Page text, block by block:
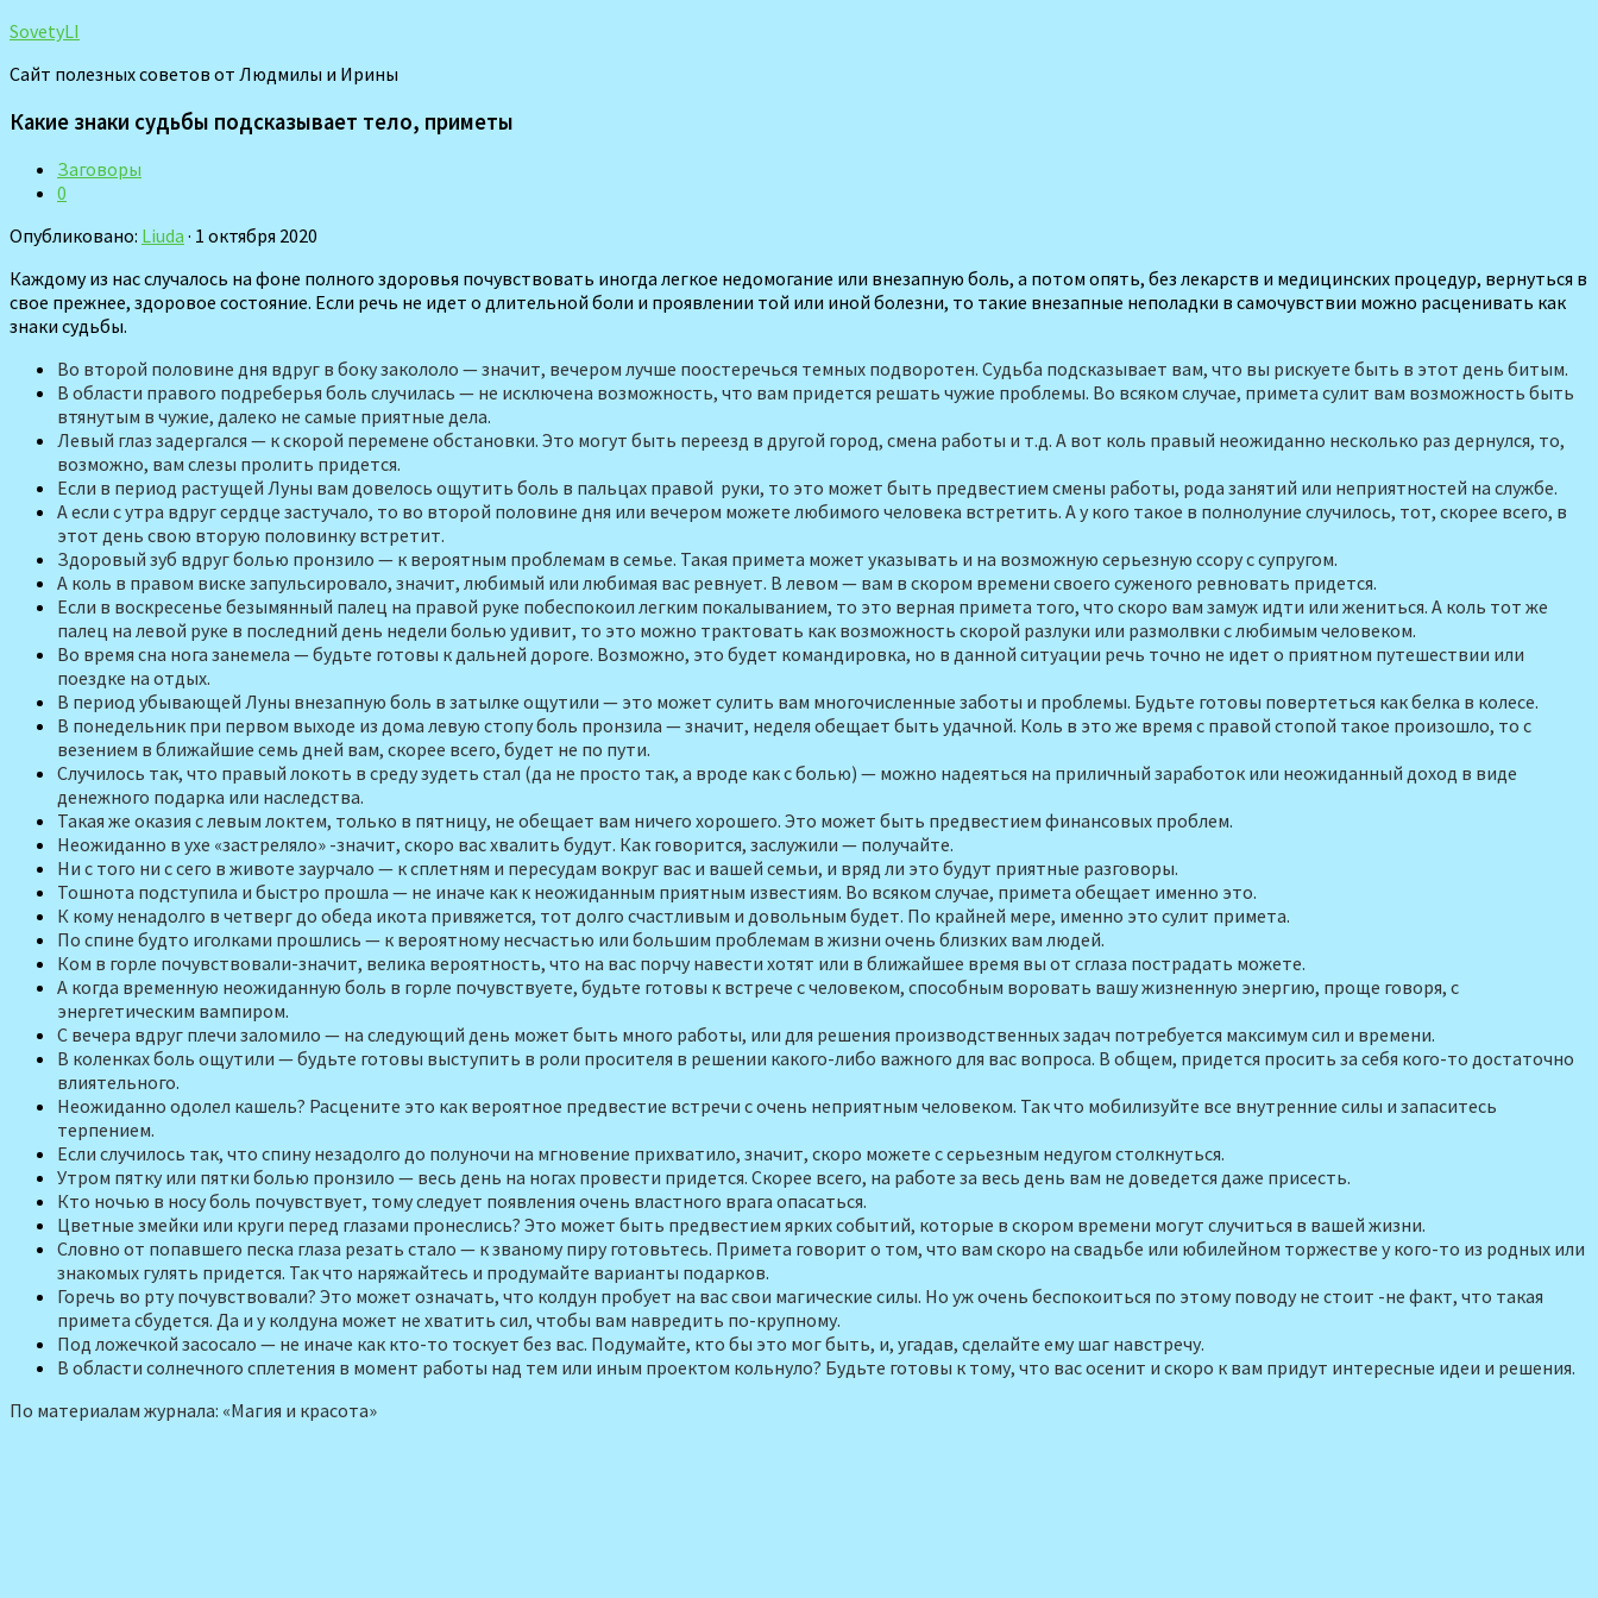
SovetyLI
Сайт полезных советов от Людмилы и Ирины
Какие знаки судьбы подсказывает тело, приметы
Заговоры
0
Опубликовано: Liuda · 1 октября 2020
Каждому из нас случалось на фоне полного здоровья почувствовать иногда легкое недомогание или внезапную боль, а потом опять, без лекарств и меди­цинских процедур, вернуться в
свое прежнее, здоровое состояние. Если речь не идет о длительной боли и проявлении той или иной болезни, то такие внезап­ные неполадки в самочувствии можно расценивать как
знаки судьбы.
Во второй половине дня вдруг в боку закололо — значит, вечером лучше поостеречься темных подворотен. Судьба подсказывает вам, что вы рискуете быть в этот день битым.
В области правого подреберья боль случилась — не исключена возможность, что вам придется решать чужие пробле­мы. Во всяком случае, примета сулит вам возможность быть
втянутым в чужие, да­леко не самые приятные дела.
Левый глаз задергался — к скорой перемене обстановки. Это могут быть пе­реезд в другой город, смена работы и т.д. А вот коль правый неожиданно несколь­ко раз дернулся, то,
возможно, вам слезы пролить придется.
Если в период растущей Луны вам довелось ощутить боль в пальцах правой руки, то это может быть предвестием смены работы, рода занятий или неприятно­стей на службе.
А если с утра вдруг сердце застуча­ло, то во второй половине дня или вече­ром можете любимого человека встре­тить. А у кого такое в полнолуние случи­лось, тот, скорее всего, в
этот день свою вторую половинку встретит.
Здоровый зуб вдруг болью прон­зило — к вероятным проблемам в семье. Такая примета может указывать и на воз­можную серьезную ссору с супругом.
А коль в правом виске запульсиро­вало, значит, любимый или любимая вас ревнует. В левом — вам в скором времени своего суженого ревновать придется.
Если в воскресенье безымянный палец на правой руке побеспокоил лег­ким покалыванием, то это верная при­мета того, что скоро вам замуж идти или жениться. А коль тот же
палец на левой руке в последний день недели болью удивит, то это можно трактовать как воз­можность скорой разлуки или размолвки с любимым человеком.
Во время сна нога занемела — будьте готовы к дальней дороге. Возможно, это будет командировка, но в данной ситуа­ции речь точно не идет о приятном путе­шествии или
поездке на отдых.
В период убывающей Луны внезап­ную боль в затылке ощутили — это мо­жет сулить вам многочисленные заботы и проблемы. Будьте готовы повертеться как белка в колесе.
В понедельник при первом выходе из дома левую стопу боль пронзила — зна­чит, неделя обещает быть удачной. Коль в это же время с правой стопой такое произошло, то с
везением в ближайшие семь дней вам, скорее всего, будет не по пути.
Случилось так, что правый локоть в среду зудеть стал (да не просто так, а вроде как с болью) — можно надеяться на приличный заработок или неожидан­ный доход в виде
денежного подарка или наследства.
Такая же оказия с левым локтем, только в пятницу, не обещает вам ничего хорошего. Это может быть предвестием финансовых проблем.
Неожиданно в ухе «застреляло» -значит, скоро вас хвалить будут. Как гово­рится, заслужили — получайте.
Ни с того ни с сего в животе заурча­ло — к сплетням и пересудам вокруг вас и вашей семьи, и вряд ли это будут при­ятные разговоры.
Тошнота подступила и быстро про­шла — не иначе как к неожиданным при­ятным известиям. Во всяком случае, при­мета обещает именно это.
К кому ненадолго в четверг до обе­да икота привяжется, тот долго счаст­ливым и довольным будет. По крайней мере, именно это сулит примета.
По спине будто иголками про­шлись — к вероятному несчастью или большим проблемам в жизни очень близ­ких вам людей.
Ком в горле почувствовали-значит, велика вероятность, что на вас порчу на­вести хотят или в ближайшее время вы от сглаза пострадать можете.
А когда временную неожиданную боль в горле почувствуете, будьте готовы к встрече с человеком, способным воро­вать вашу жизненную энергию, проще го­воря, с
энергетическим вампиром.
С вечера вдруг плечи заломило — на следующий день может быть много рабо­ты, или для решения производственных задач потребуется максимум сил и вре­мени.
В коленках боль ощутили — будьте готовы выступить в роли просителя в ре­шении какого-либо важного для вас во­проса. В общем, придется просить за себя кого-то достаточно
влиятельного.
Неожиданно одолел кашель? Рас­цените это как вероятное предвестие встречи с очень неприятным человеком. Так что мобилизуйте все внутренние силы и запаситесь
терпением.
Если случилось так, что спину неза­долго до полуночи на мгновение прихва­тило, значит, скоро можете с серьезным недугом столкнуться.
Утром пятку или пятки болью прон­зило — весь день на ногах провести при­дется. Скорее всего, на работе за весь день вам не доведется даже присесть.
Кто ночью в носу боль почувствует, тому следует появления очень властного врага опасаться.
Цветные змейки или круги перед глазами пронеслись? Это может быть предвестием ярких событий, которые в скором времени могут случиться в ва­шей жизни.
Словно от попавшего песка глаза резать стало — к званому пиру готовьтесь. Примета говорит о том, что вам скоро на свадьбе или юбилейном торжестве у кого-то из родных или
знакомых гулять придется. Так что наряжайтесь и проду­майте варианты подарков.
Горечь во рту почувствовали? Это может означать, что колдун пробует на вас свои магические силы. Но уж очень беспокоиться по этому поводу не стоит -не факт, что такая
примета сбудется. Да и у колдуна может не хватить сил, чтобы вам навредить по-крупному.
Под ложечкой засосало — не иначе как кто-то тоскует без вас. Подумайте, кто бы это мог быть, и, угадав, сделайте ему шаг навстречу.
В области солнечного сплетения в момент работы над тем или иным про­ектом кольнуло? Будьте готовы к тому, что вас осенит и скоро к вам придут интерес­ные идеи и решения.
По материалам журнала: «Магия и красота»